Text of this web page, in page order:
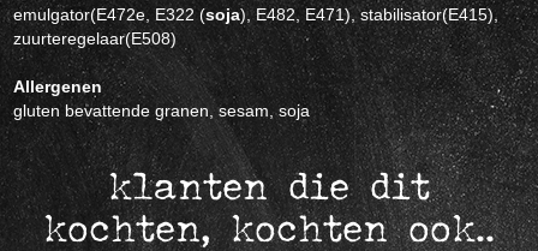
emulgator(E472e, E322 (soja), E482, E471), stabilisator(E415),
zuurteregelaar(E508)
Allergenen
gluten bevattende granen, sesam, soja
klanten die dit
kochten, kochten ook..